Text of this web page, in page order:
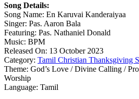
Song Details:
Song Name: En Karuvai Kanderaiyaa
Singer: Pas. Aaron Bala
Featuring: Pas. Nathaniel Donald
Music: BPM
Released On: 13 October 2023
Category: Tamil Christian Thanksgiving
Theme: God’s Love / Divine Calling /
Worship
Language: Tamil